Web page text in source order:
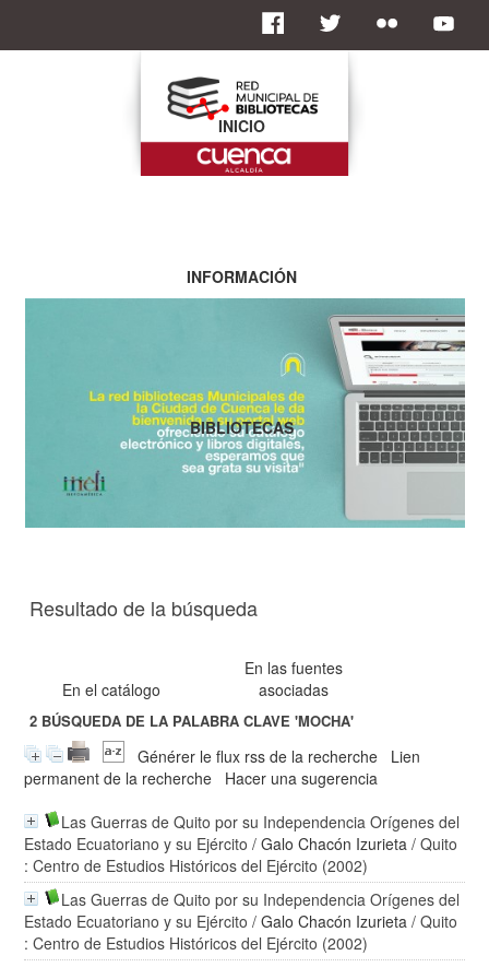
Resultado de la búsqueda
En el catálogo
En las fuentes
asociadas
2 BÚSQUEDA DE LA PALABRA CLAVE'MOCHA'
Générer le flux rss de la recherche
Lien
permanent de la recherche
Hacer una sugerencia
Las Guerras de Quito por su Independencia Orígenes del
Estado Ecuatoriano y su Ejército /Galo Chacón Izurieta / Quito
: Centro de Estudios Históricos del Ejército (2002)
Las Guerras de Quito por su Independencia Orígenes del
Estado Ecuatoriano y su Ejército /Galo Chacón Izurieta / Quito
: Centro de Estudios Históricos del Ejército (2002)
INICIO
INFORMACIÓN
BIBLIOTECAS